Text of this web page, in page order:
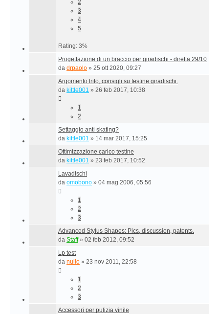
2
3
4
5
Rating: 3%
Progettazione di un braccio per giradischi - diretta 29/10
da drpaolo » 25 ott 2020, 09:27
Argomento trito, consigli su testine giradischi.
da kittle001 » 26 feb 2017, 10:38
1
2
Settaggio anti skating?
da kittle001 » 14 mar 2017, 15:25
Ottimizzazione carico testine
da kittle001 » 23 feb 2017, 10:52
Lavadischi
da omobono » 04 mag 2006, 05:56
1
2
3
Advanced Stylus Shapes: Pics, discussion, patents.
da Staff» 02 feb 2012, 09:52
Lp test
da nullo » 23 nov 2011, 22:58
1
2
3
Accessori per pulizia vinile